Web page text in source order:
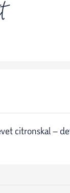
citronskal –